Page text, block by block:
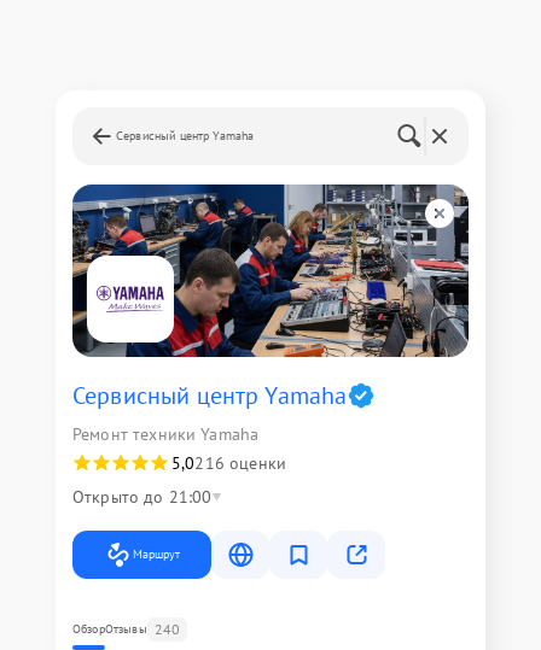
Сервисный центр Yamaha
Сервисный центр Yamaha
Ремонт техники Yamaha
5,0216 оценки
Открыто до 21:00
Маршрут
ОбзорОтзывы 240